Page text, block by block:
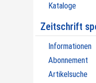
Kataloge
Zeitschrift
Informationen
Abonnement
Artikelsuche